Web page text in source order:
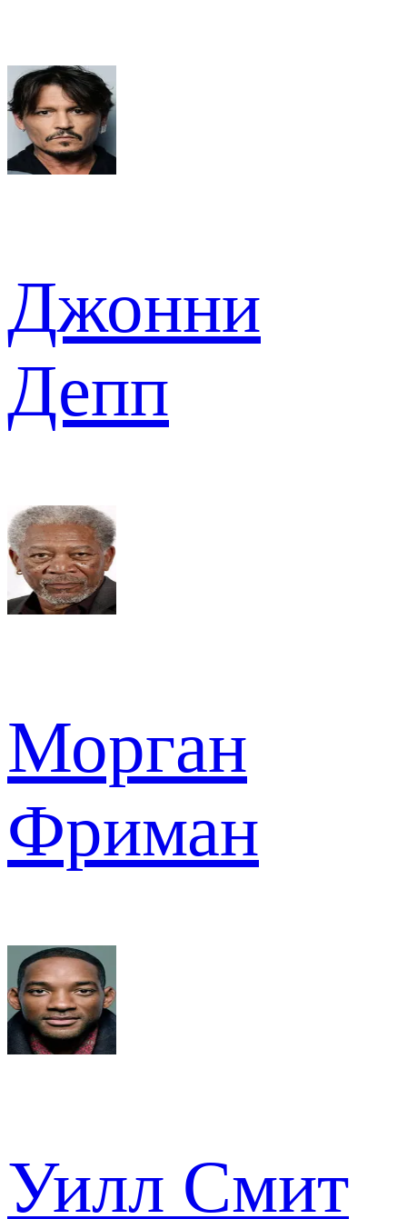
Джонни
Депп
Морган
Фриман
Уилл Смит